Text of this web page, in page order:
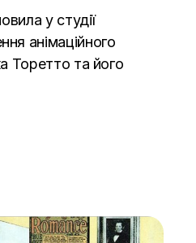
у студії
анімаційного
Торетто та його